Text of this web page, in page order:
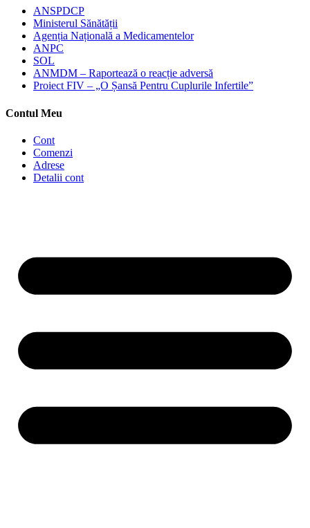
ANSPDCP
Ministerul Sănătății
Agenția Națională a Medicamentelor
ANPC
SOL
ANMDM – Raportează o reacție adversă
Proiect FIV – „O Șansă Pentru Cuplurile Infertile”
Contul Meu
Cont
Comenzi
Adrese
Detalii cont